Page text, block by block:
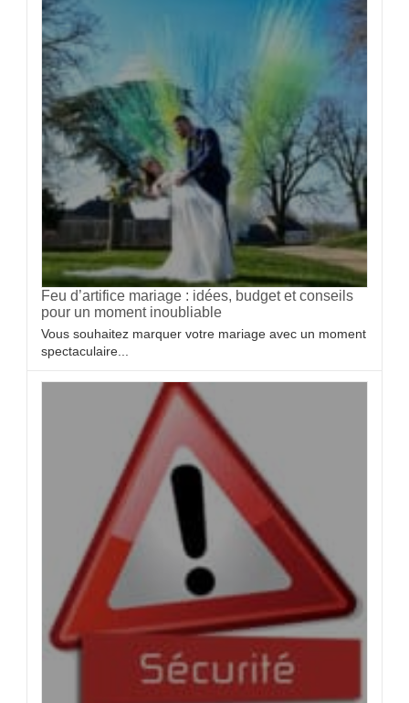
Feu d’artifice mariage : idées, budget et conseils
pour un moment inoubliable
Vous souhaitez marquer votre mariage avec un moment
spectaculaire...